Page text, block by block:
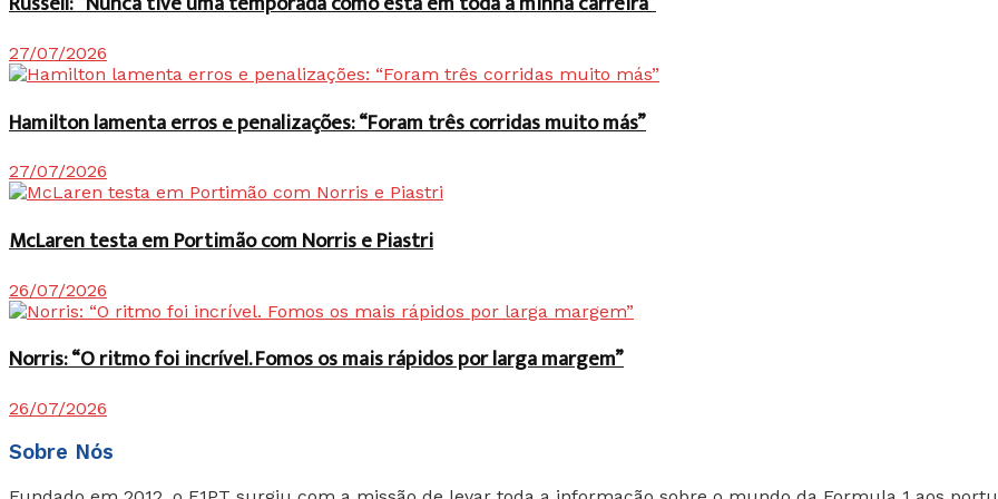
27/07/2026
Hamilton lamenta erros e penalizações: “Foram três corridas muito más”
27/07/2026
McLaren testa em Portimão com Norris e Piastri
26/07/2026
Norris: “O ritmo foi incrível. Fomos os mais rápidos por larga margem”
26/07/2026
Sobre Nós